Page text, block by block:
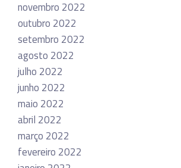
novembro 2022
outubro 2022
setembro 2022
agosto 2022
julho 2022
junho 2022
maio 2022
abril 2022
março 2022
fevereiro 2022